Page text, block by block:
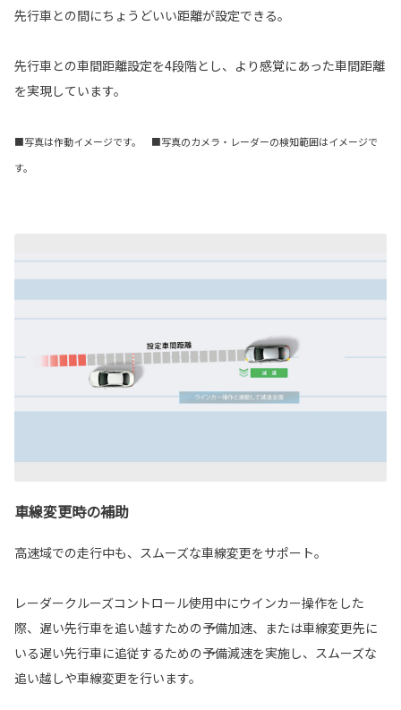
先行車との間にちょうどいい距離が設定できる。
先行車との車間距離設定を4段階とし、より感覚にあった車間距離
を実現しています。
■写真は作動イメージです。 ■写真のカメラ・レーダーの検知範囲はイメージで
す。
車線変更時の補助
高速域での走行中も、スムーズな車線変更をサポート。
レーダークルーズコントロール使用中にウインカー操作をした
際、遅い先行車を追い越すための予備加速、または車線変更先に
いる遅い先行車に追従するための予備減速を実施し、スムーズな
追い越しや車線変更を行います。